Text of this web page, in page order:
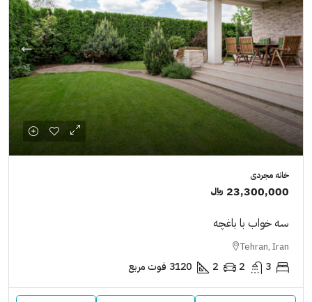
خانه مجردی
23,300,000 ﷼
سه خواب با باغچه
Tehran, Iran
3
2
2
3120 فوت مربع